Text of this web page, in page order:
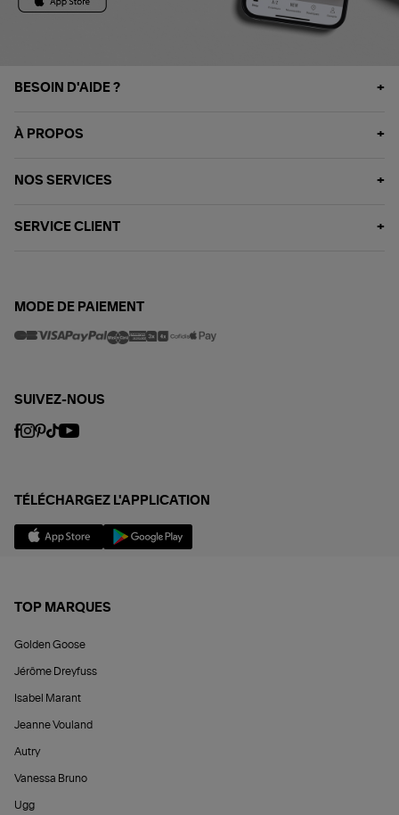
BESOIN D'AIDE ?
À PROPOS
NOS SERVICES
SERVICE CLIENT
MODE DE PAIEMENT
SUIVEZ-NOUS
TÉLÉCHARGEZ L'APPLICATION
TOP MARQUES
Golden Goose
Jérôme Dreyfuss
Isabel Marant
Jeanne Vouland
Autry
Vanessa Bruno
Ugg